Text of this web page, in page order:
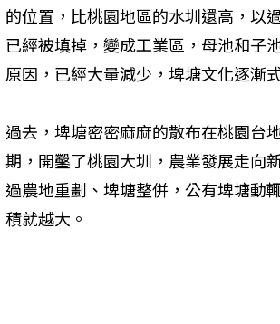
的位置，比桃園地區的水圳還高，以
已經被填掉，變成工業區，母池和子
原因，已經大量減少，埤塘文化逐漸
過去，埤塘密密麻麻的散布在桃園台
期，開鑿了桃園大圳，農業發展走向
過農地重劃、埤塘整併，公有埤塘動
積就越大。